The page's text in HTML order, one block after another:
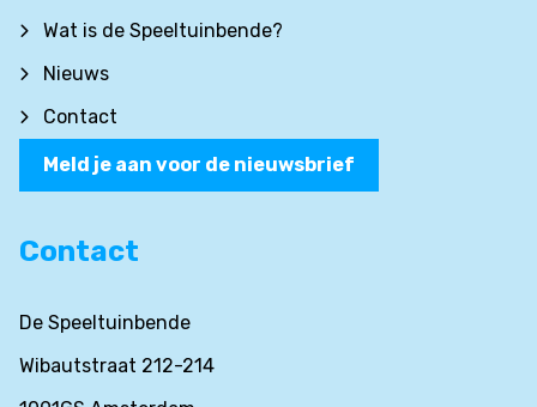
Wat is de Speeltuinbende?
Nieuws
Contact
Meld je aan voor de nieuwsbrief
Contact
De Speeltuinbende
Wibautstraat 212-214